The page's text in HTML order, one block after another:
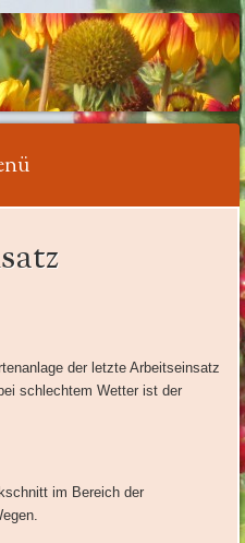
der letzte Arbeitseinsatz
schlechtem Wetter ist der
im Bereich der